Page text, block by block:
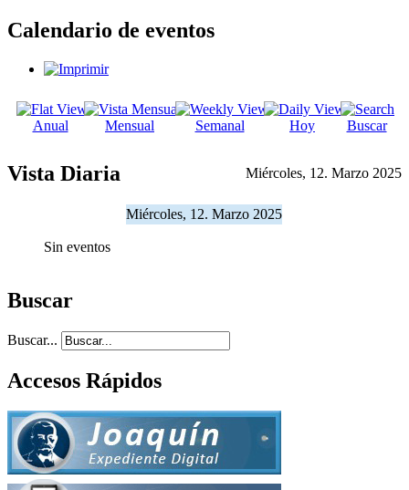
Calendario de eventos
Anual Mensual Semanal Hoy Buscar
Vista Diaria Miércoles, 12. Marzo 2025
Miércoles, 12. Marzo 2025
Sin eventos
Buscar
Buscar...
Accesos Rápidos